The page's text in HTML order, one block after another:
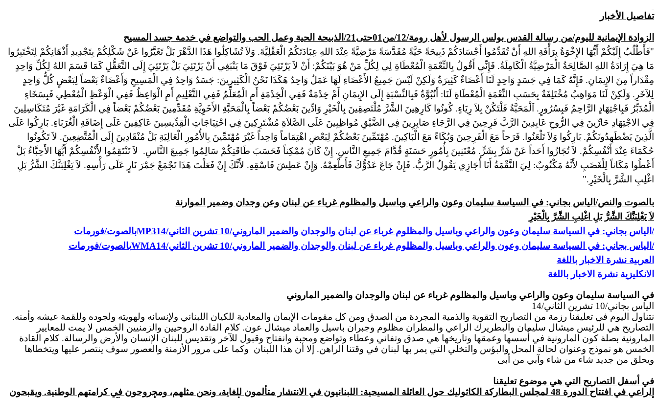
تفاصيل الأخبار
الزوادة الإيمانية لليوم/من رسالة القدس بولس الرسول لأهل رومة/12/من01حتى21/الذبيحة الحية وعمل الحب والتواضع في خدمة جسد المسيح
"فَأَطْلُبُ إِلَيْكُمْ أَيُّهَا الإِخْوَةُ بِرَأْفَةِ اللهِ أَنْ تُقَدِّمُوا أَجْسَادَكُمْ ذَبِيحَةً حَيَّةً مُقَدَّسَةً مَرْضِيَّةً عِنْدَ اللهِ عِبَادَتَكُمُ الْعَقْلِيَّةَ. وَلاَ تُشَاكِلُوا هَذَا الدَّهْرَ بَلْ تَغَيَّرُوا عَنْ شَكْلِكُمْ بِتَجْدِيدِ أَذْهَانِكُمْ لِتَخْتَبِرُوا
مَا هِيَ إِرَادَةُ اللهِ الصَّالِحَةُ الْمَرْضِيَّةُ الْكَامِلَةُ. فَإِنِّي أَقُولُ بِالنِّعْمَةِ الْمُعْطَاةِ لِي لِكُلِّ مَنْ هُوَ بَيْنَكُمْ: أَنْ لاَ يَرْتَئِيَ فَوْقَ مَا يَنْبَغِي أَنْ يَرْتَئِيَ بَلْ يَرْتَئِيَ إِلَى التَّعَقُّلِ كَمَا قَسَمَ اللهُ لِكُلِّ وَاحِدٍ
مِقْدَاراً مِنَ الإِيمَانِ. فَإِنَّهُ كَمَا فِي جَسَدٍ وَاحِدٍ لَنَا أَعْضَاءٌ كَثِيرَةٌ وَلَكِنْ لَيْسَ جَمِيعُ الأَعْضَاءِ لَهَا عَمَلٌ وَاحِدٌ هَكَذَا نَحْنُ الْكَثِيرِينَ: جَسَدٌ وَاحِدٌ فِي الْمَسِيحِ وَأَعْضَاءٌ بَعْضاً لِبَعْضٍ كُلُّ وَاحِدٍ
لِلآخَرِ. وَلَكِنْ لَنَا مَوَاهِبُ مُخْتَلِفَةٌ بِحَسَبِ النِّعْمَةِ الْمُعْطَاةِ لَنَا: أَنُبُوَّةٌ فَبِالنِّسْبَةِ إِلَى الإِيمَانِ أَمْ خِدْمَةٌ فَفِي الْخِدْمَةِ أَمِ الْمُعَلِّمُ فَفِي التَّعْلِيمِ أَمِ الْوَاعِظُ فَفِي الْوَعْظِ الْمُعْطِي فَبِسَخَاءٍ
الْمُدَبِّرُ فَبِاجْتِهَادٍ الرَّاحِمُ فَبِسُرُورٍ. اَلْمَحَبَّةُ فَلْتَكُنْ بِلاَ رِيَاءٍ. كُونُوا كَارِهِينَ الشَّرَّ مُلْتَصِقِينَ بِالْخَيْرِ وَادِّينَ بَعْضُكُمْ بَعْضاً بِالْمَحَبَّةِ الأَخَوِيَّةِ مُقَدِّمِينَ بَعْضُكُمْ بَعْضاً فِي الْكَرَامَةِ غَيْرَ مُتَكَاسِلِينَ
فِي الاجْتِهَادِ حَارِّينَ فِي الرُّوحِ عَابِدِينَ الرَّبَّ فَرِحِينَ فِي الرَّجَاءِ صَابِرِينَ فِي الضَّيْقِ مُواظِبِينَ عَلَى الصَّلاَةِ مُشْتَرِكِينَ فِي احْتِيَاجَاتِ الْقِدِّيسِينَ عَاكِفِينَ عَلَى إِضَافَةِ الْغُرَبَاءِ. بَارِكُوا عَلَى
الَّذِينَ يَضْطَهِدُونَكُمْ. بَارِكُوا وَلاَ تَلْعَنُوا. فَرَحاً مَعَ الْفَرِحِينَ وَبُكَاءً مَعَ الْبَاكِينَ. مُهْتَمِّينَ بَعْضُكُمْ لِبَعْضٍ اهْتِمَاماً وَاحِداً غَيْرَ مُهْتَمِّينَ بِالأُمُورِ الْعَالِيَةِ بَلْ مُنْقَادِينَ إِلَى الْمُتَّضِعِينَ. لاَ تَكُونُوا
حُكَمَاءَ عِنْدَ أَنْفُسِكُمْ. لاَ تُجَازُوا
أَحَداً عَنْ شَرٍّ بِشَرٍّ. مُعْتَنِينَ بِأُمُورٍ حَسَنَةٍ قُدَّامَ جَمِيعِ النَّاسِ. إِنْ كَانَ مُمْكِناً فَحَسَبَ طَاقَتِكُمْ سَالِمُوا جَمِيعَ النَّاسِ. لاَ تَنْتَقِمُوا لأَنْفُسِكُمْ أَيُّهَا الأَحِبَّاءُ بَلْ
أَعْطُوا مَكَاناً لِلْغَضَبِ لأَنَّهُ مَكْتُوبٌ: لِيَ النَّقْمَةُ أَنَا أُجَازِي يَقُولُ الرَّبُّ. فَإِنْ جَاعَ عَدُوُّكَ فَأَطْعِمْهُ. وَإِنْ عَطِشَ فَاسْقِهِ. لأَنَّكَ إِنْ فَعَلْتَ هَذَا تَجْمَعْ جَمْرَ نَارٍ عَلَى رَأْسِهِ. لاَيَغْلِبَنَّكَ الشَّرُّ بَلِ
اغْلِبِ الشَّرَّ بِالْخَيْرِ."
بالصوت والنص/الياس بجاني: في السياسة سليمان وعون والراعي وباسيل والمظلوم غرباء عن لبنان وعن وجدان وضمير الموارنة
لاَ يَغْلِبَنَّكَ الشَّرُّ بَلِ اغْلِبِ الشَّرَّ بِالْخَيْرِ
بالصوت/فورماتMP3
/الياس بجاني: في السياسة سليمان وعون والراعي وباسيل والمظلوم غرباء عن لبنان والوجدان والضمير الماروني/10 تشرين الثاني/14
بالصوت/فورماتWMA
/الياس بجاني: في السياسة سليمان وعون والراعي وباسيل والمظلوم غرباء عن لبنان والوجدان والضمير الماروني/10 تشرين الثاني/14
نشرة الاخبار باللغة العربية
نشرة الاخبار باللغة الانكليزية
في السياسة سليمان وعون والراعي وباسيل والمظلوم غرباء عن لبنان والوجدان والضمير الماروني
الياس بجاني/10 تشرين الثاني/14
نتناول اليوم في تعليقنا رزمة من التصاريح التقوية والذمية المجردة من الصدق ومن كل مقومات الإيمان والمعادية للكيان اللبناني ولإنسانه ولهويته ولجوده وللقمة عيشه وأمنه.
التصاريح هي للرئيس ميشال سليمان والبطريرك الراعي والمطران مظلوم وجبران باسيل والعماد ميشال عون. كلام القادة الروحيين والزمنيين الخمس لا يمت للمعايير
المارونية بصلة كون المارونية في أُسسها وعمقها وتاريخها هي صدق وتفاني وعطاء وتواضع ومحبة وانفتاح وقبول للآخر وتقديس للبنان الإنسان والأرض والرسالة. كلام القادة
الخمس هو نموذج وعنوان لحالة المحل والبؤس والتخلي التي يمر بها لبنان في وقتنا الراهن. إلا أن هذا اللبنان وكما على مرور الأزمنة والعصور سوف ينتصر عليها ويتخطاها
ويحلق من جديد شاء من شاء وآبي من أبى
في أسفل التصاريح التي هي موضوع تعليقنا
الراعي
في افتتاح الدورة 48 لمجلس البطاركة الكاثوليك حول العائلة المسيحية: اللبنانيون في الانتشار متألمون للغاية، ونحن مثلهم، ومجروحون في كرامتهم الوطنية. ويقبحون